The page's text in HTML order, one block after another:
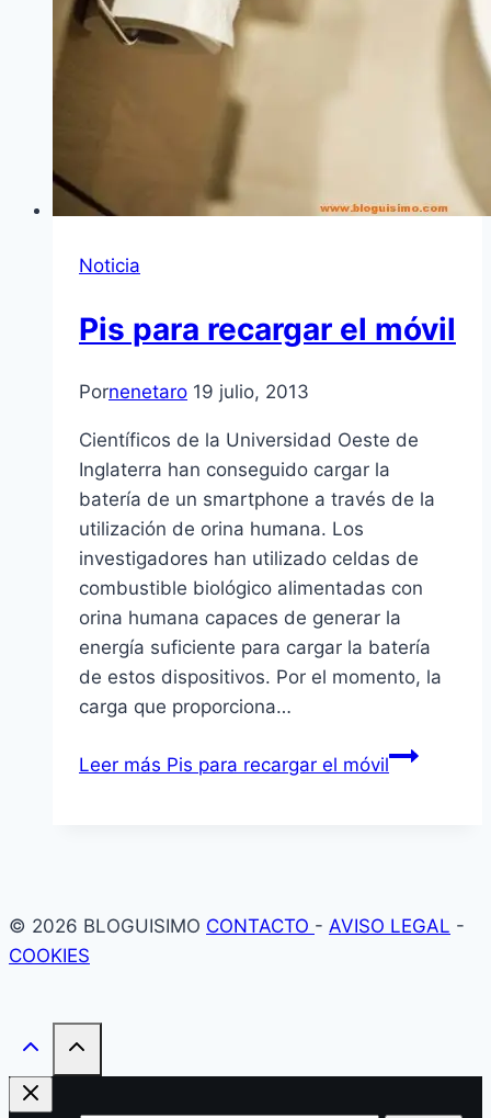
Noticia
Pis para recargar el móvil
Pornenetaro 19 julio, 2013
Científicos de la Universidad Oeste de
Inglaterra han conseguido cargar la
batería de un smartphone a través de la
utilización de orina humana. Los
investigadores han utilizado celdas de
combustible biológico alimentadas con
orina humana capaces de generar la
energía suficiente para cargar la batería
de estos dispositivos. Por el momento, la
carga que proporciona…
Leer más Pis para recargar el móvil
© 2026 BLOGUISIMO CONTACTO - AVISO LEGAL -
COOKIES